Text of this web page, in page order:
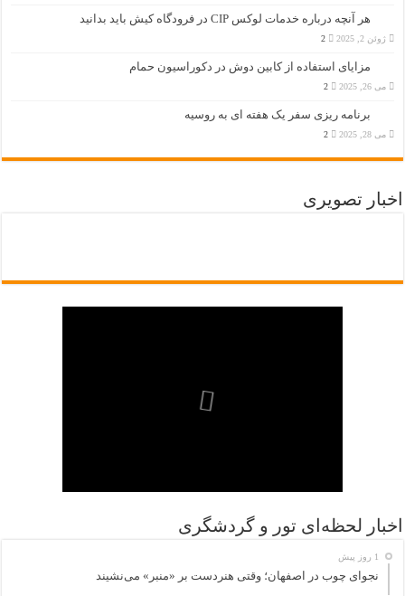
هر آنچه درباره خدمات لوکس CIP در فرودگاه‌ کیش باید بدانید
ژوئن 2, 2025 2
مزایای استفاده از کابین دوش در دکوراسیون حمام
می 26, 2025 2
برنامه ریزی سفر یک هفته ای به روسیه
می 28, 2025 2
اخبار تصویری
اخبار لحظه‌ای تور و گردشگری
1 روز پیش
نجوای چوب در اصفهان؛ وقتی هنردست بر «منبر» می‌نشیند